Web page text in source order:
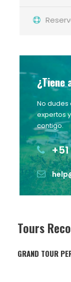
¿Tiene
No dudes
expertos
contigo.
Tours
GRAND TOUR